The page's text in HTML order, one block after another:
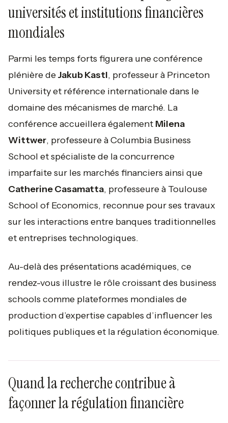
universités et institutions financières
mondiales
Parmi les temps forts figurera une conférence
plénière deJakub Kastl, professeur à Princeton
University et référence internationale dans le
domaine des mécanismes de marché. La
conférence accueillera également Milena
Wittwer, professeure à Columbia Business
School et spécialiste de la concurrence
imparfaite sur les marchés financiers ainsi que
Catherine Casamatta, professeure à Toulouse
School of Economics, reconnue pour ses travaux
sur les interactions entre banques traditionnelles
et entreprises technologiques.
Au-delà des présentations académiques, ce
rendez-vous illustre le rôle croissant des business
schools comme plateformes mondiales de
production d’expertise capables d’influencer les
politiques publiques et la régulation économique.
Quand la recherche contribue à
façonner la régulation financière